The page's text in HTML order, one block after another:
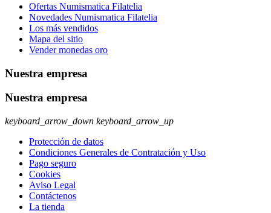
Ofertas Numismatica Filatelia
Novedades Numismatica Filatelia
Los más vendidos
Mapa del sitio
Vender monedas oro
Nuestra empresa
Nuestra empresa
keyboard_arrow_down keyboard_arrow_up
Protección de datos
Condiciones Generales de Contratación y Uso
Pago seguro
Cookies
Aviso Legal
Contáctenos
La tienda